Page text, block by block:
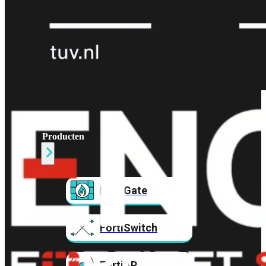
Alles
bekijken
Security
Producten
FortiGate
FortiSwitch